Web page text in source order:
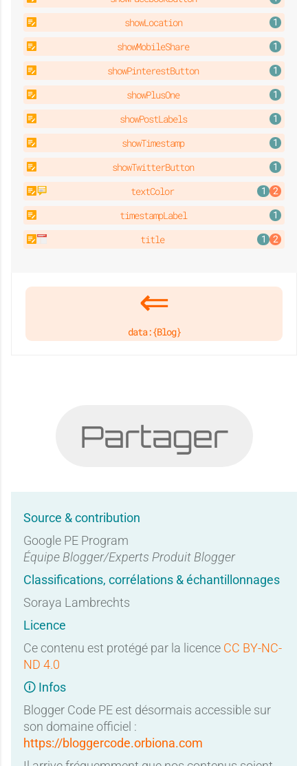
showLocation
showMobileShare
showPinterestButton
showPlusOne
showPostLabels
showTimestamp
showTwitterButton
textColor
timestampLabel
title
data:{Blog}
Partager
Source & contribution
Google PE Program
Équipe Blogger/Experts Produit Blogger
Classifications, corrélations & échantillonnages
Soraya Lambrechts
Licence
Ce contenu est protégé par la licence CC BY-NC-
ND 4.0
🛈 Infos
Blogger Code PE est désormais accessible sur
son domaine officiel :
https://bloggercode.orbiona.com